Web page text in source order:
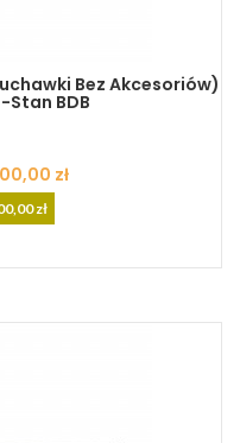
Bez Akcesoriów)
BDB
zł
zł